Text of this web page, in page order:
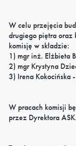
W celu przejęcia
drugiego piętra oraz
komisję w składzie:
1) mgr inż. Elżbieta
2) mgr Krystyna
3) Irena Kokocińska
W pracach komisji
przez Dyrektora ASK.